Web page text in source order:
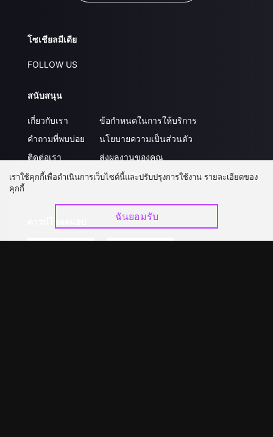
โซเชียลมีเดีย
FOLLOW US
สนับสนุน
เกี่ยวกับเรา
คำถามที่พบบ่อย
ติดต่อเรา
อัปเกรด วีไอพี
ข้อกำหนดในการให้บริการ
นโยบายความเป็นส่วนตัว
ส่งผลงานของคุณ
ร่วมงานกับเรา
เราใช้คุกกี้เพื่อดำเนินการเว็บไซต์นี้และปรับปรุงการใช้งาน รายละเอียดของ
คุกกี้
ฉันยอมรับ